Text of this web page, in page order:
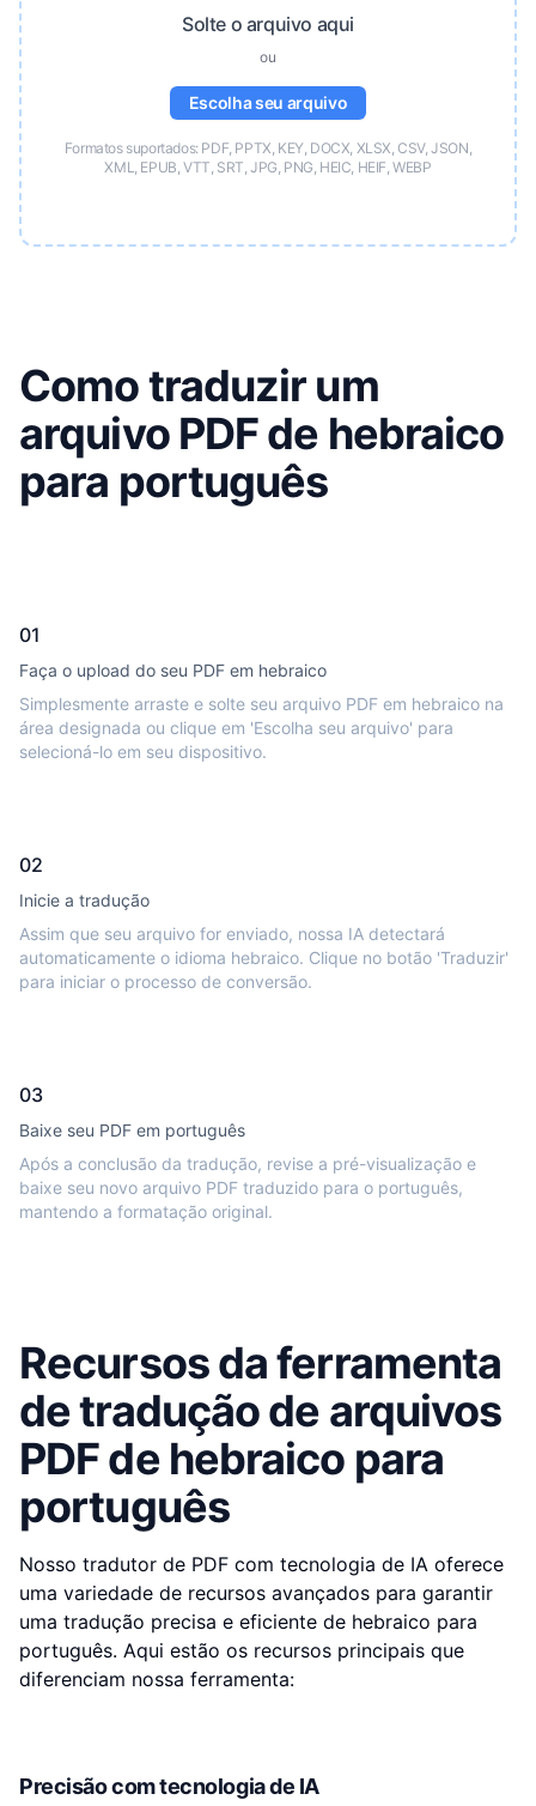
Solte o arquivo aqui
ou
Escolha seu arquivo
Formatos suportados: PDF, PPTX, KEY, DOCX, XLSX, CSV, JSON,
XML, EPUB, VTT, SRT, JPG, PNG, HEIC, HEIF, WEBP
Como traduzir um
arquivo PDF de hebraico
para português
01
Faça o upload do seu PDF em hebraico
Simplesmente arraste e solte seu arquivo PDF em hebraico na
área designada ou clique em 'Escolha seu arquivo' para
selecioná-lo em seu dispositivo.
02
Inicie a tradução
Assim que seu arquivo for enviado, nossa IA detectará
automaticamente o idioma hebraico. Clique no botão 'Traduzir'
para iniciar o processo de conversão.
03
Baixe seu PDF em português
Após a conclusão da tradução, revise a pré-visualização e
baixe seu novo arquivo PDF traduzido para o português,
mantendo a formatação original.
Recursos da ferramenta
de tradução de arquivos
PDF de hebraico para
português
Nosso tradutor de PDF com tecnologia de IA oferece
uma variedade de recursos avançados para garantir
uma tradução precisa e eficiente de hebraico para
português. Aqui estão os recursos principais que
diferenciam nossa ferramenta:
Precisão com tecnologia de IA